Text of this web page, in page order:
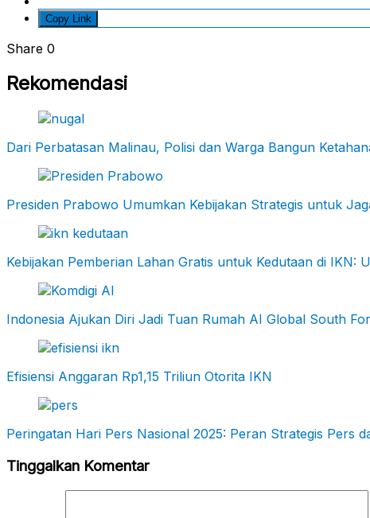
Copy Link
Share 0
Rekomendasi
Dari Perbatasan Malinau, Polisi dan Warga Bangun
Presiden Prabowo Umumkan Kebijakan Strategis untuk
Kebijakan Pemberian Lahan Gratis untuk Kedutaan di
Indonesia Ajukan Diri Jadi Tuan Rumah AI Global South
Efisiensi Anggaran Rp1,15 Triliun Otorita IKN
Peringatan Hari Pers Nasional 2025: Peran Strategis Pers
Tinggalkan Komentar